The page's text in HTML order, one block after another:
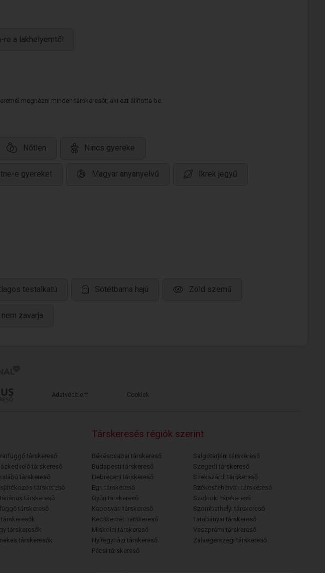
re a lakhelyemtől
megnézni minden társkeresőt, aki ezt állította be.
Nőtlen Nincs gyereke
e gyereket Magyar anyanyelvű Ikrek jegyű
testalkatú Sötétbarna hajú Zöld szemű
zavarja
Adatvédelem Cookiek
társkereső
társkereső
társkereső
társkereső
társkereső
társkereső
társkeresők
társkeresők
társkeresők
Társkeresés régiók szerint
Békéscsabai társkereső
Budapesti társkereső
Debreceni társkereső
Egri társkereső
Győri társkereső
Kaposvári társkereső
Kecskeméti társkereső
Miskolci társkereső
Nyíregyházi társkereső
Pécsi társkereső
Salgótarjáni társkereső
Szegedi társkereső
Szekszárdi társkereső
Székesfehérvári társkereső
Szolnoki társkereső
Szombathelyi társkereső
Tatabányai társkereső
Veszprémi társkereső
Zalaegerszegi társkereső